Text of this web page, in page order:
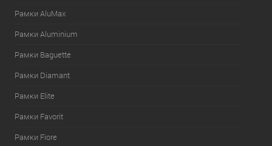
Рамки AluMax
Рамки Aluminium
Рамки Baguette
Рамки Diamant
Рамки Elite
Рамки Favorit
Рамки Fiore